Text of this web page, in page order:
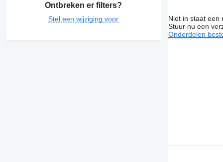
Ontbreken er filters?
Stel een wijziging voor
Niet in staat een
Stuur nu een
Onderdelen